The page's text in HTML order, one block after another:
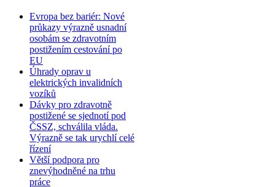
Evropa bez bariér: Nové
průkazy výrazně usnadní
osobám se zdravotním
postižením cestování po
EU
Úhrady oprav u
elektrických invalidních
vozíků
Dávky pro zdravotně
postižené se sjednotí pod
ČSSZ, schválila vláda.
Výrazně se tak urychlí celé
řízení
Větší podpora pro
znevýhodněné na trhu
práce